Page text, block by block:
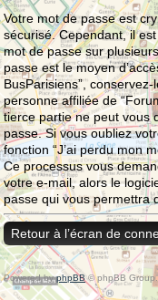
Votre mot de passe est
sécurisé. Cependant, il
mot de passe sur
passe est le moyen
BusParisiens”,
personne affiliée de
tierce partie ne peut vous
passe. Si vous oubliez
fonction “J’ai perdu mon
Ce processus vous
votre e-mail, alors le
passe qui vous permettra
Retour à l’écran de
Powered byphpBB© phpBB Group.